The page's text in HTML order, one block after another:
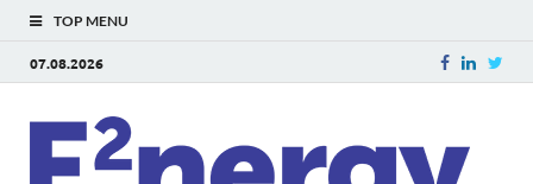
TOP MENU
07.08.2026